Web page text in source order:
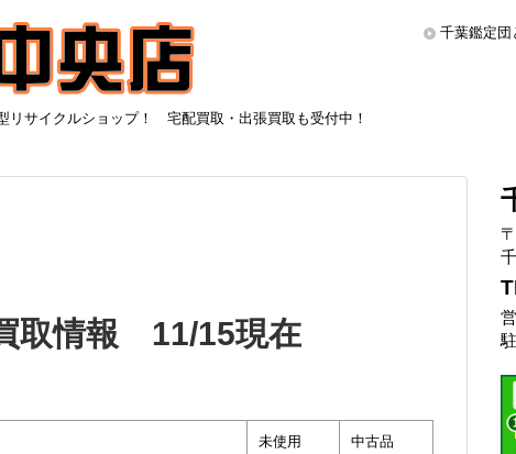
リサイクルショップ！ 宅配買取・出張買取も受付中！
千葉鑑定団
取情報 11/15現在
未使用 中古品